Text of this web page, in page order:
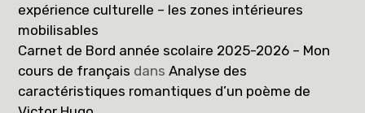
expérience culturelle – les zones intérieures
mobilisables
Carnet de Bord année scolaire 2025-2026 – Mon
cours de français dansAnalyse des
caractéristiques romantiques d’un poème de